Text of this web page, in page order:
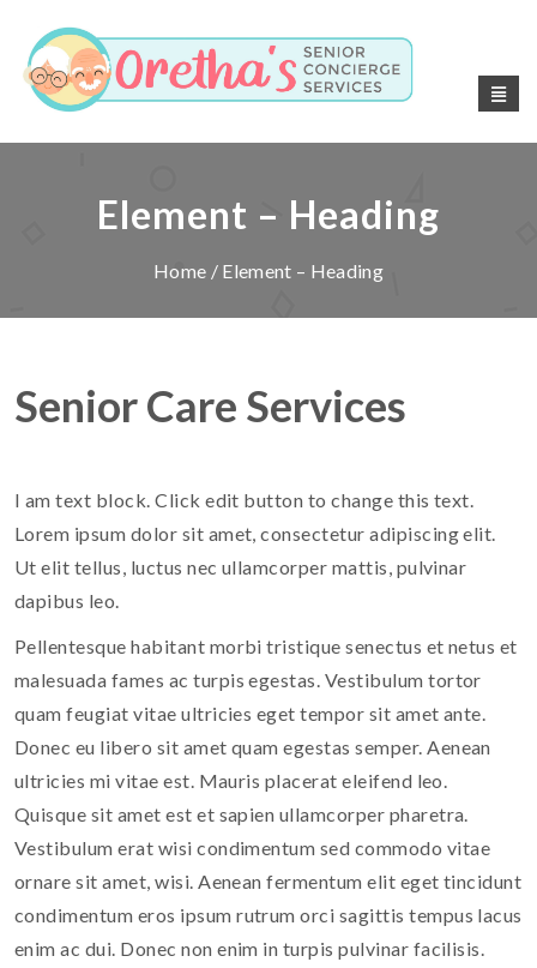
Element – Heading
Home / Element – Heading
Senior Care Services
I am text block. Click edit button to change this text.
Lorem ipsum dolor sit amet, consectetur adipiscing elit.
Ut elit tellus, luctus nec ullamcorper mattis, pulvinar
dapibus leo.
Pellentesque habitant morbi tristique senectus et netus et
malesuada fames ac turpis egestas. Vestibulum tortor
quam feugiat vitae ultricies eget tempor sit amet ante.
Donec eu libero sit amet quam egestas semper. Aenean
ultricies mi vitae est. Mauris placerat eleifend leo.
Quisque sit amet est et sapien ullamcorper pharetra.
Vestibulum erat wisi condimentum sed commodo vitae
ornare sit amet, wisi. Aenean fermentum elit eget tincidunt
condimentum eros ipsum rutrum orci sagittis tempus lacus
enim ac dui. Donec non enim in turpis pulvinar facilisis.